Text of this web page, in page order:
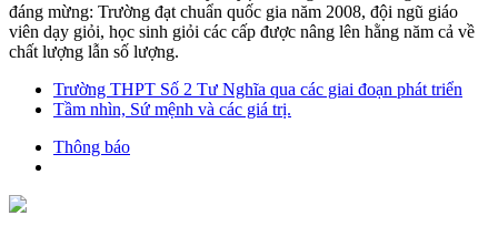
đáng mừng: Trường đạt chuẩn quốc gia năm 2008, đội ngũ giáo
viên dạy giỏi, học sinh giỏi các cấp được nâng lên hằng năm cả về
chất lượng lẫn số lượng.
Trường THPT Số 2 Tư Nghĩa qua các giai đoạn phát triển
Tầm nhìn, Sứ mệnh và các giá trị.
Thông báo